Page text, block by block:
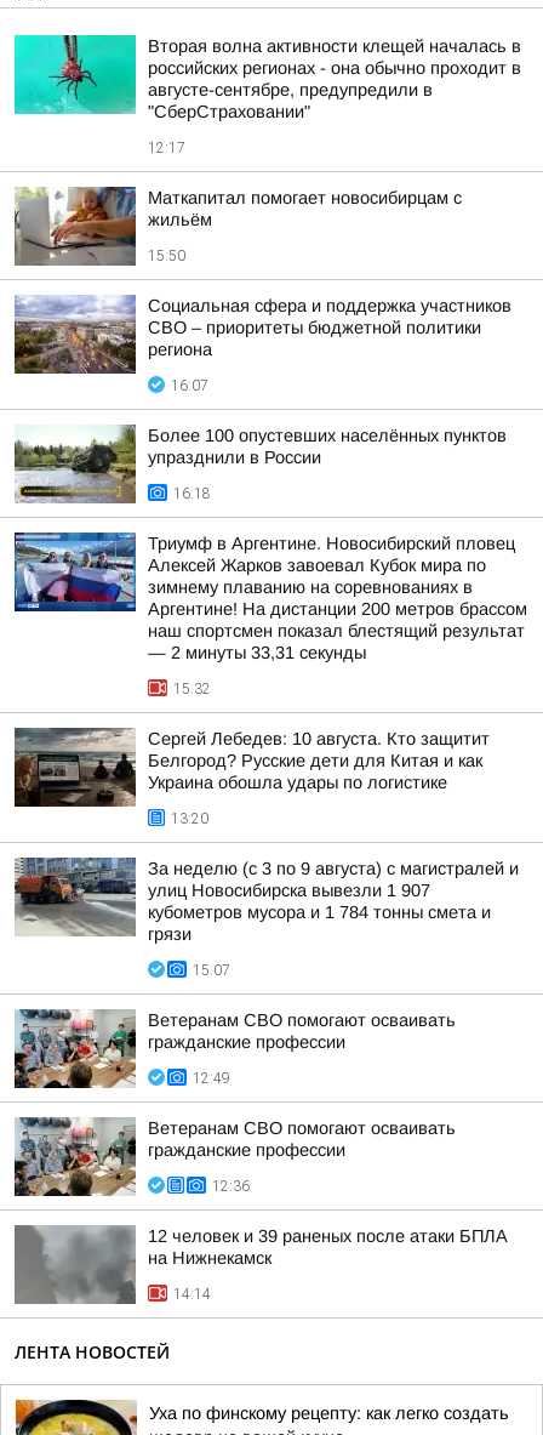
Вторая волна активности клещей началась в
российских регионах - она обычно проходит в
августе-сентябре, предупредили в
"СберСтраховании"
12:17
Маткапитал помогает новосибирцам с
жильём
15:50
Социальная сфера и поддержка участников
СВО – приоритеты бюджетной политики
региона
16:07
Более 100 опустевших населённых пунктов
упразднили в России
16:18
Триумф в Аргентине. Новосибирский пловец
Алексей Жарков завоевал Кубок мира по
зимнему плаванию на соревнованиях в
Аргентине! На дистанции 200 метров брассом
наш спортсмен показал блестящий результат
— 2 минуты 33,31 секунды
15:32
Сергей Лебедев: 10 августа. Кто защитит
Белгород? Русские дети для Китая и как
Украина обошла удары по логистике
13:20
За неделю (с 3 по 9 августа) с магистралей и
улиц Новосибирска вывезли 1 907
кубометров мусора и 1 784 тонны смета и
грязи
15:07
Ветеранам СВО помогают осваивать
гражданские профессии
12:49
Ветеранам СВО помогают осваивать
гражданские профессии
12:36
12 человек и 39 раненых после атаки БПЛА
на Нижнекамск
14:14
ЛЕНТА НОВОСТЕЙ
Уха по финскому рецепту: как легко создать